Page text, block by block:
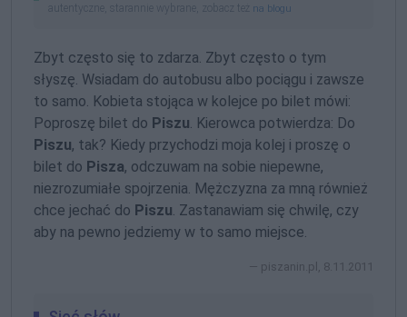
autentyczne, starannie wybrane, zobacz też na blogu
Zbyt często się to zdarza. Zbyt często o tym
słyszę. Wsiadam do autobusu albo pociągu i zawsze
to samo. Kobieta stojąca w kolejce po bilet mówi:
Poproszę bilet do Piszu. Kierowca potwierdza: Do
Piszu, tak? Kiedy przychodzi moja kolej i proszę o
bilet do Pisza, odczuwam na sobie niepewne,
niezrozumiałe spojrzenia. Mężczyzna za mną również
chce jechać do Piszu. Zastanawiam się chwilę, czy
aby na pewno jedziemy w to samo miejsce.
piszanin.pl, 8.11.2011